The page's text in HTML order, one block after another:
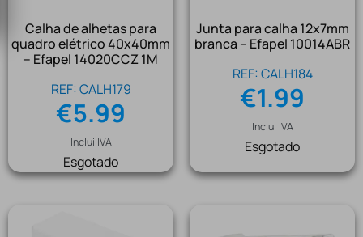
Calha de alhetas para
quadro elétrico 40x40mm
– Efapel 14020CCZ 1M
REF: CALH179
€5.99
Inclui IVA
Esgotado
Junta para calha 12x7mm
branca – Efapel 10014ABR
REF: CALH184
€1.99
Inclui IVA
Esgotado